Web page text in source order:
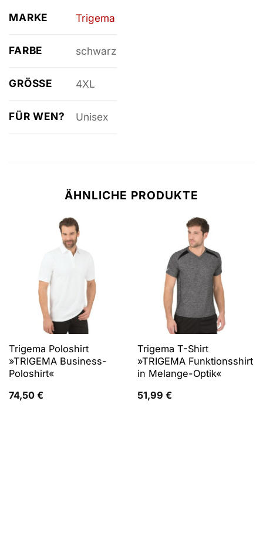
MARKE Trigema
FARBE schwarz
GRÖSSE 4XL
FÜR WEN? Unisex
ÄHNLICHE PRODUKTE
Trigema Poloshirt
»TRIGEMA Business-
Poloshirt«
74,50 €
Trigema T-Shirt
»TRIGEMA Funktionsshirt
in Melange-Optik«
51,99 €